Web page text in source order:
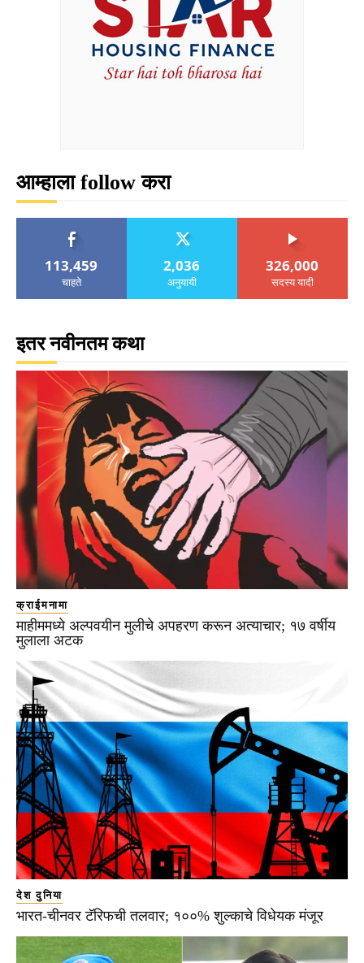
आम्हाला follow करा
113,459
चाहते
2,036
अनुयायी
326,000
सदस्य यादी
इतर नवीनतम कथा
क्राईमनामा
माहीममध्ये अल्पवयीन मुलीचे अपहरण करून अत्याचार; १७ वर्षीय
मुलाला अटक
देश दुनिया
भारत-चीनवर टॅरिफची तलवार; १००% शुल्काचे विधेयक मंजूर